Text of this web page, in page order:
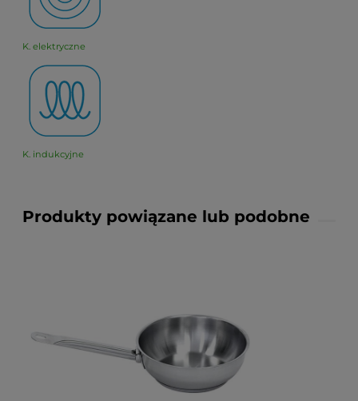
K. elektryczne
K. indukcyjne
Produkty powiązane lub podobne